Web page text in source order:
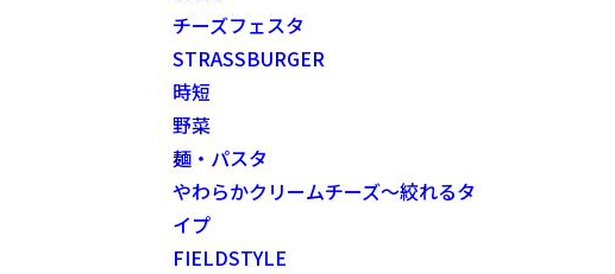
チーズフェスタ
STRASSBURGER
時短
野菜
麺・パスタ
やわらかクリームチーズ～絞れるタ
イプ
FIELDSTYLE